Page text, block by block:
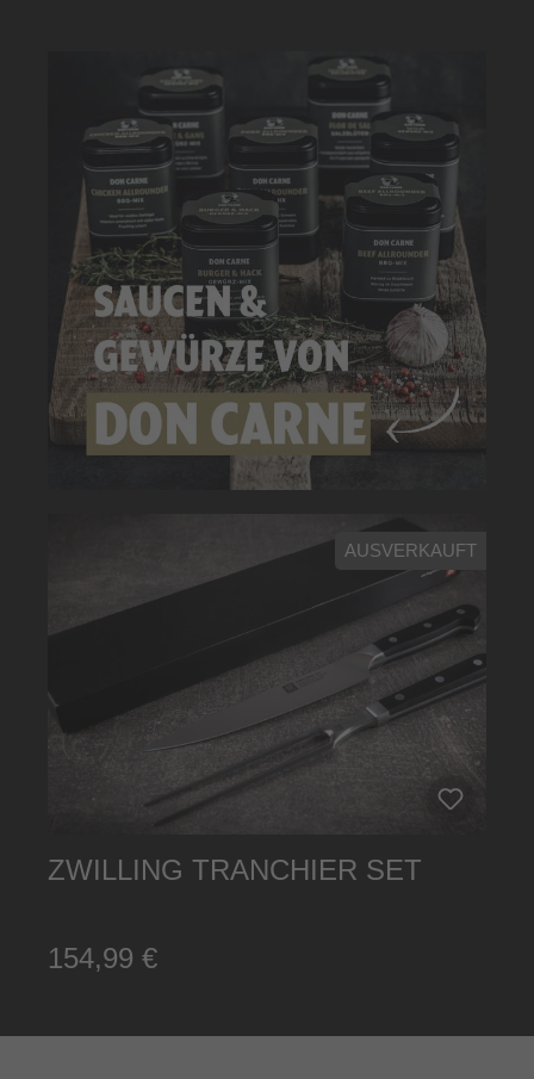
AUSVERKAUFT
ZWILLING TRANCHIER SET
154,99 €